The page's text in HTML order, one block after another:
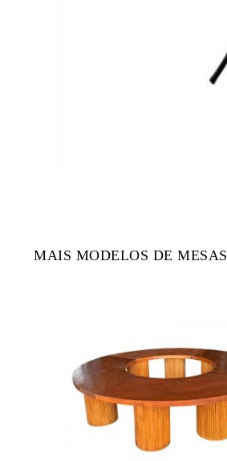
MAIS MODELOS DE MESAS